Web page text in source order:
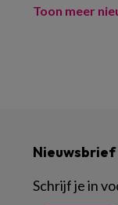
Toon meer
Nieuwsbrief
Schrijf je in